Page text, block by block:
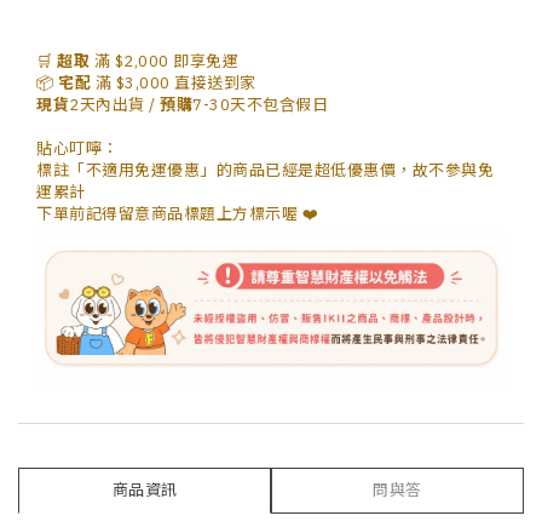
🛒 超取 滿 $2,000 即享免運
📦 宅配 滿 $3,000 直接送到家
現貨2天內出貨 / 預購7-30天不包含假日
貼心叮嚀：
標註「不適用免運優惠 」的商品已經是超低優惠價，故不參與免
運累計
下單前記得留意商品標題上方標示喔 ❤️
商品資訊 問與答